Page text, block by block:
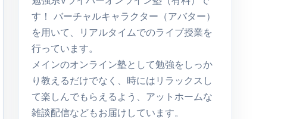
す！ バーチャルキャラクター（アバター）
を用いて、リアルタイムでのライブ授業を
行っています。
メインのオンライン塾として勉強をしっか
り教えるだけでなく、時にはリラックスし
て楽しんでもらえるよう、アットホームな
雑談配信などもお届けしています。